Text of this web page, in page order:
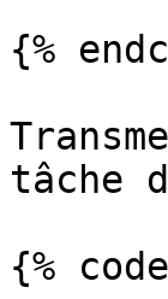
{%
tâche
{%